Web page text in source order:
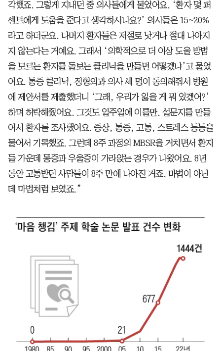
각했죠. 그렇게 지내던 중 의사들에게 물었어요. ‘환자 몇 퍼
센트에게 도움을 준다고 생각하시나요?’ 의사들은 15~20%
라고 하더군요. 나머지 환자들은 저절로 낫거나 절대 나아지
지 않는다는 거예요. 그래서 ‘의학적으로 더 이상 도울 방법
을 모르는 환자를 돌보는 클리닉을 만들면 어떻겠냐’고 물었
어요. 통증 클리닉, 정형외과 의사 세 명이 동의해줘서 병원
에 제안서를 제출했더니 ‘그래, 우리가 잃을 게 뭐 있겠어?’
하며 허락해줬어요. 그것도 일주일에 이틀만. 설문지를 만들
어서 환자를 조사했어요. 증상, 통증, 고통, 스트레스 등등을
물어서 기록했죠. 그런데 8주 과정의 MBSR을 거치면서 환자
들 가운데 통증과 우울증이 가라앉는 경우가 나왔어요. 8년
동안 고통받던 사람들이 8주 만에 나아진 거죠. 마법이 아닌
데 마법처럼 보였죠.”